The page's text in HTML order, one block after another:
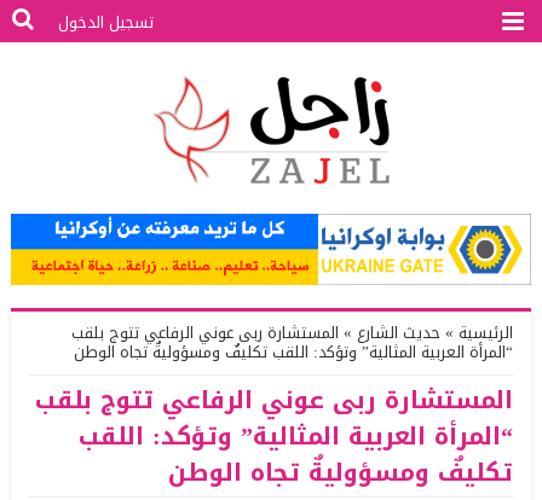
تسجيل الدخول
الرئيسية » حديث الشارع »المستشارة ربى عوني الرفاعي تتوج بلقب
“المرأة العربية المثالية” وتؤكد: اللقب تكليفٌ ومسؤوليةٌ تجاه الوطن
المستشارة ربى عوني الرفاعي تتوج بلقب
“المرأة العربية المثالية” وتؤكد: اللقب
تكليفٌ ومسؤوليةٌ تجاه الوطن